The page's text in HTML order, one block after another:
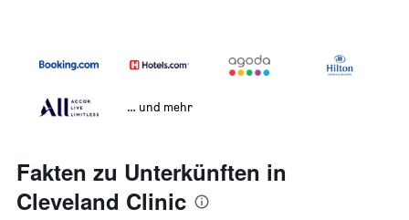
… und mehr
Fakten zu Unterkünften in
Cleveland Clinic